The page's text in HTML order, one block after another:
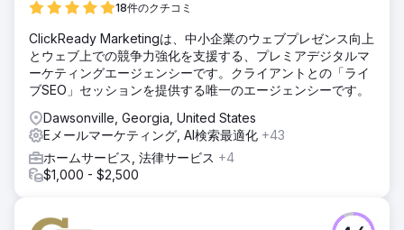
18件のクチコミ
ClickReady Marketingは、中小企業のウェブプレゼンス向上
とウェブ上での競争力強化を支援する、プレミアデジタルマ
ーケティングエージェンシーです。クライアントとの「ライ
ブSEO」セッションを提供する唯一のエージェンシーです。
Dawsonville, Georgia, United States
Eメールマーケティング, AI検索最適化 +43
ホームサービス, 法律サービス +4
$1,000 - $2,500